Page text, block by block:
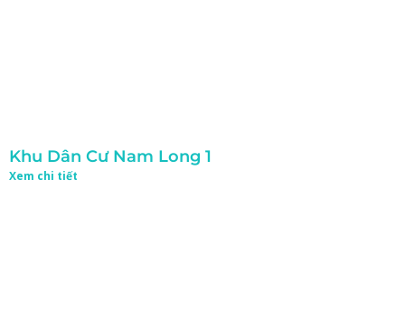
Khu Dân Cư Nam Long 1
Xem chi tiết